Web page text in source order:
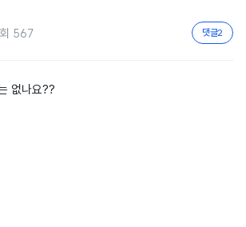
567 댓글2
없나요??